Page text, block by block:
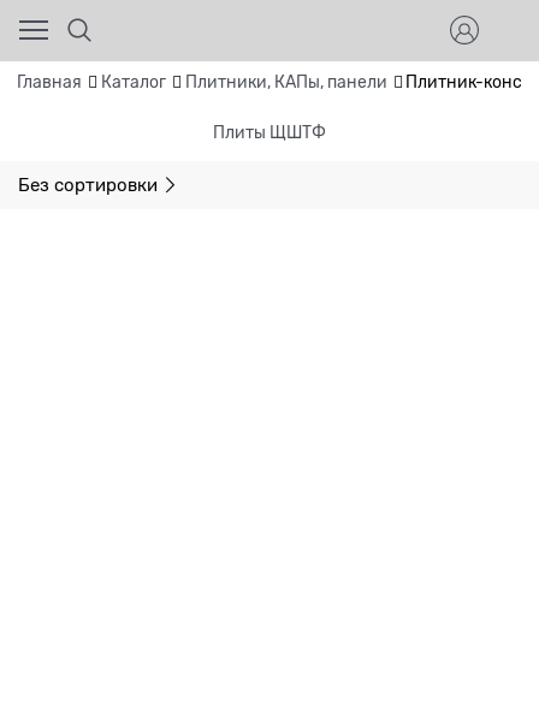
Главная Каталог Плитники, КАПы, панели Плитник-
Плиты ЩШТФ
Без сортировки